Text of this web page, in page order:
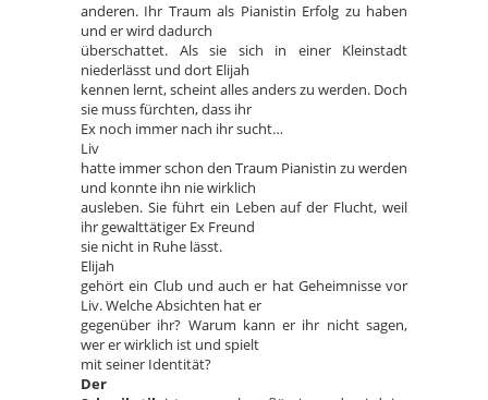
anderen. Ihr Traum als Pianistin Erfolg zu haben
und er wird dadurch
überschattet. Als sie sich in einer Kleinstadt
niederlässt und dort Elijah
kennen lernt, scheint alles anders zu werden. Doch
sie muss fürchten, dass ihr
Ex noch immer nach ihr sucht…
Liv
hatte immer schon den Traum Pianistin zu werden
und konnte ihn nie wirklich
ausleben. Sie führt ein Leben auf der Flucht, weil
ihr gewalttätiger Ex Freund
sie nicht in Ruhe lässt.
Elijah
gehört ein Club und auch er hat Geheimnisse vor
Liv. Welche Absichten hat er
gegenüber ihr? Warum kann er ihr nicht sagen,
wer er wirklich ist und spielt
mit seiner Identität?
Der